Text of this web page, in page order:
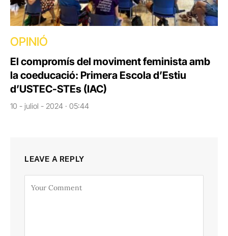
OPINIÓ
El compromís del moviment feminista amb
la coeducació: Primera Escola d’Estiu
d’USTEC-STEs (IAC)
10 - juliol - 2024 · 05:44
LEAVE A REPLY